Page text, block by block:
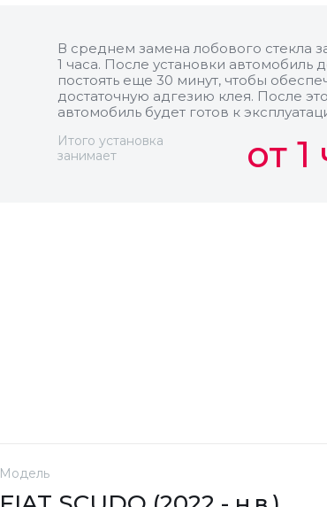
В среднем замена лобового стекла
1 часа. После установки автомобиль
постоять еще 30 минут, чтобы
достаточную адгезию клея. После
автомобиль будет готов к
Итого установка
занимает
от 1
Модель